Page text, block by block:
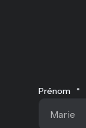
Prénom *